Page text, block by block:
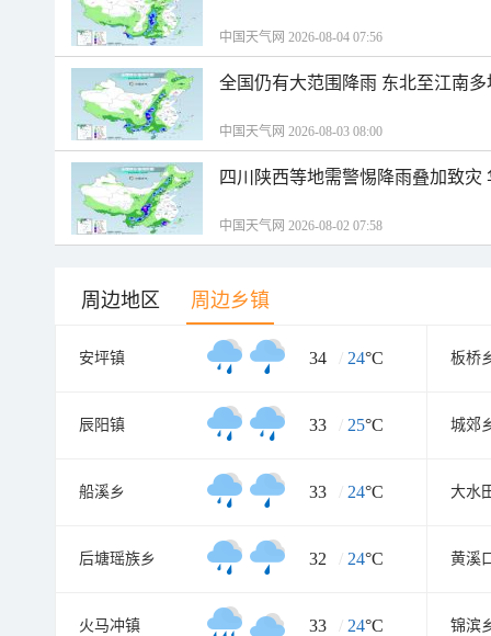
中国天气网 2026-08-04 07:56
全国仍有大范围降雨 东北至江南
中国天气网 2026-08-03 08:00
四川陕西等地需警惕降雨叠加致
中国天气网 2026-08-02 07:58
周边地区 周边乡镇
安坪镇 34 / 24°C 板桥
辰阳镇 33 / 25°C 城郊
船溪乡 33 / 24°C 大水
后塘瑶族乡 32 / 24°C 黄溪
火马冲镇 33 / 24°C 锦滨